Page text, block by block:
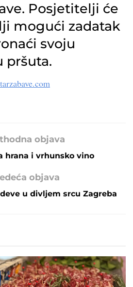
Posjetitelji će
mogući zadatak
svoju
pršuta.
objava
hrana i vrhunsko vino
objava
u divljem srcu Zagreba